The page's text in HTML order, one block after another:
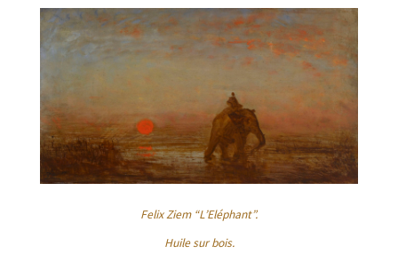
Felix Ziem “L’Eléphant”.
Huile sur bois.